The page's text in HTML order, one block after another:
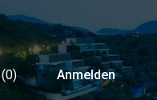
0) Anmelden